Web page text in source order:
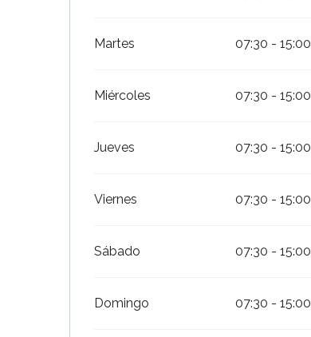
Martes 07:30 - 15:00
Miércoles 07:30 - 15:00
Jueves 07:30 - 15:00
Viernes 07:30 - 15:00
Sábado 07:30 - 15:00
Domingo 07:30 - 15:00